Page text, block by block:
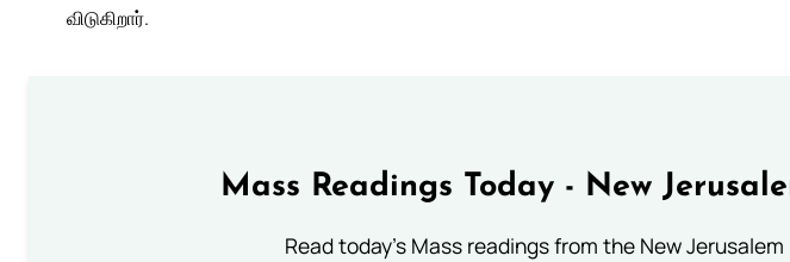
விடுகிறார்.
Mass Readings Today - New
Read today's Mass readings from the New Jerusalem